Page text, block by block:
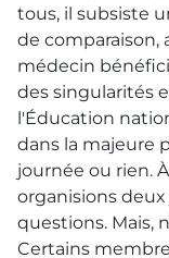
tous, il subsiste
de comparaison,
médecin
des singularités
l'Éducation
dans la majeure
journée ou rien.
organisions
questions. Mais,
Certains